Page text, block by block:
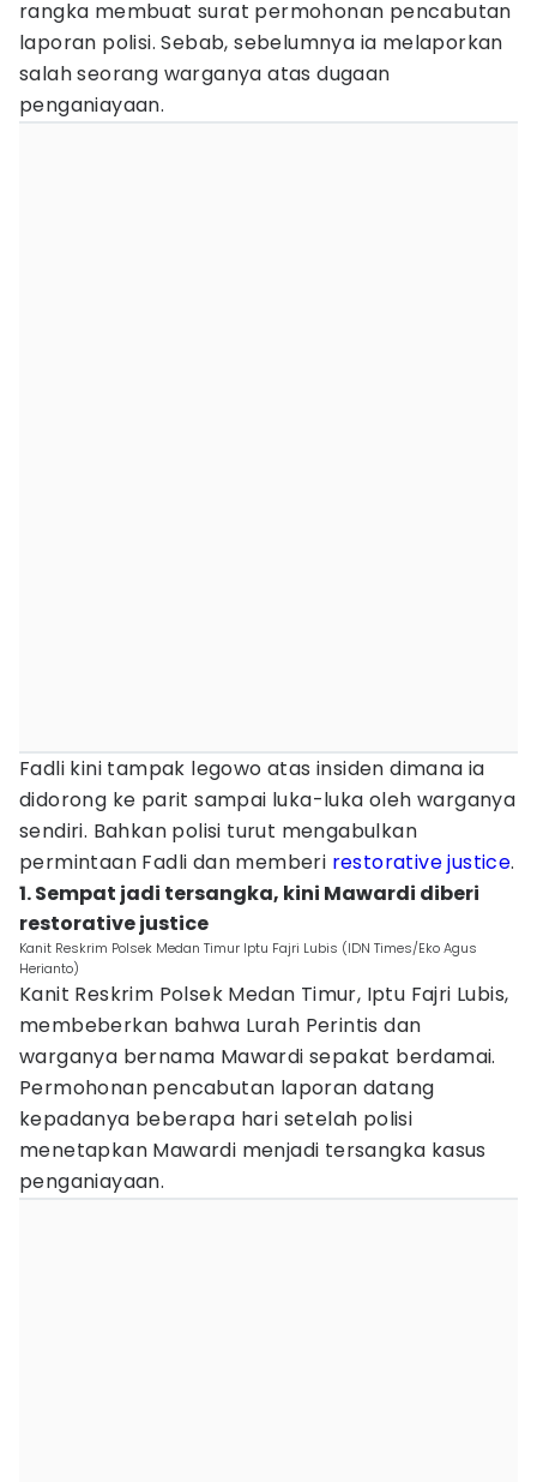
rangka membuat surat permohonan pencabutan
laporan polisi. Sebab, sebelumnya ia melaporkan
salah seorang warganya atas dugaan
penganiayaan.
Fadli kini tampak legowo atas insiden dimana ia
didorong ke parit sampai luka-luka oleh warganya
sendiri. Bahkan polisi turut mengabulkan
permintaan Fadli dan memberi restorative justice.
1. Sempat jadi tersangka, kini Mawardi diberi
restorative justice
Kanit Reskrim Polsek Medan Timur Iptu Fajri Lubis (IDN Times/Eko Agus
Herianto)
Kanit Reskrim Polsek Medan Timur, Iptu Fajri Lubis,
membeberkan bahwa Lurah Perintis dan
warganya bernama Mawardi sepakat berdamai.
Permohonan pencabutan laporan datang
kepadanya beberapa hari setelah polisi
menetapkan Mawardi menjadi tersangka kasus
penganiayaan.